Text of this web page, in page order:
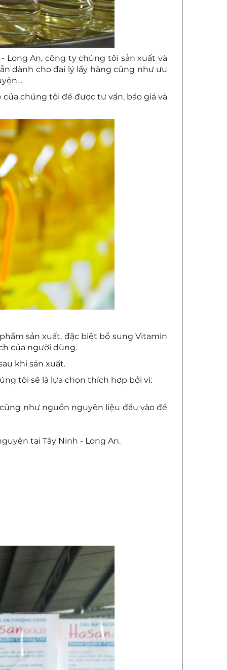
Long An, công ty chúng tôi sản xuất và
dành cho đại lý lấy hàng cũng như ưu
chúng tôi để được tư vấn, báo giá và
sản xuất, đặc biệt bổ sung Vitamin
của người dùng.
khi sản xuất.
tôi sẽ là lựa chọn thích hợp bởi vì:
như nguồn nguyên liệu đầu vào để
tại Tây Ninh - Long An.